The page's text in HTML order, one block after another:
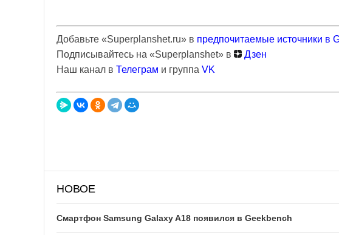
Добавьте «Superplanshet.ru» в предпочитаемые источники в
Подписывайтесь на «Superplanshet» в
Дзен
Наш канал в Телеграм и группа VK
НОВОЕ
Смартфон Samsung Galaxy A18 появился в Geekbench